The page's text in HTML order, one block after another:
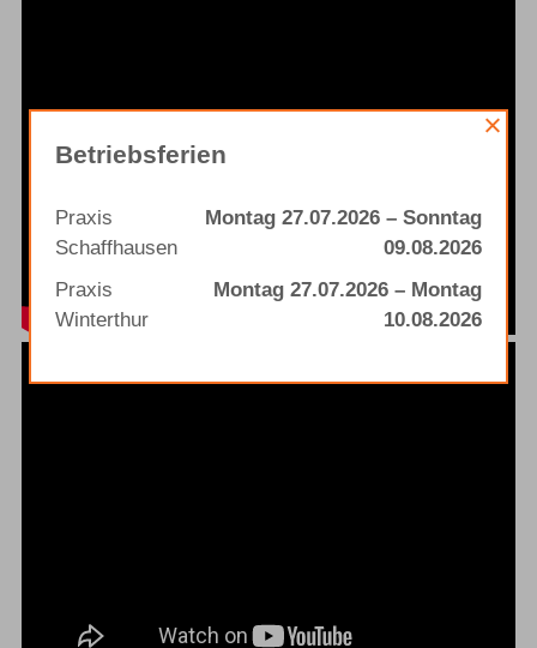
Betriebsferien
Praxis
Schaffhausen
Montag 27.07.2026 – Sonntag
09.08.2026
Praxis
Winterthur
Montag 27.07.2026 – Montag
10.08.2026